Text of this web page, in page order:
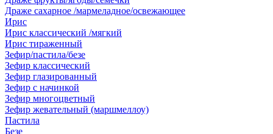
Драже сахарное /мармеладное/освежающее
Ирис
Ирис классический /мягкий
Ирис тираженный
Зефир/пастила/безе
Зефир классический
Зефир глазированный
Зефир с начинкой
Зефир многоцветный
Зефир жевательный (маршмеллоу)
Пастила
Безе